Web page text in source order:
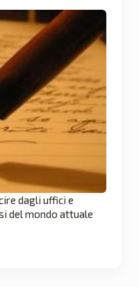
dagli uffici e
del mondo attuale